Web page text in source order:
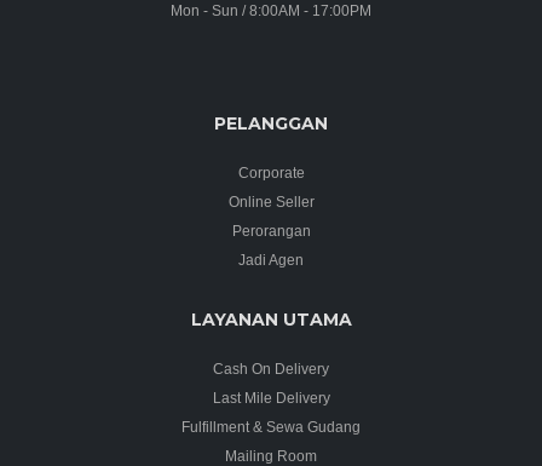
Mon - Sun / 8:00AM - 17:00PM
PELANGGAN
Corporate
Online Seller
Perorangan
Jadi Agen
LAYANAN UTAMA
Cash On Delivery
Last Mile Delivery
Fulfillment & Sewa Gudang
Mailing Room